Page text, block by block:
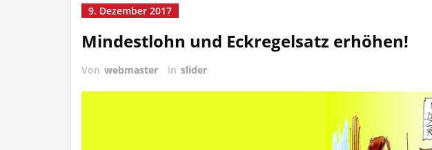
9. Dezember 2017
Mindestlohn und Eckregelsatz erhöhen!
Von webmaster in slider